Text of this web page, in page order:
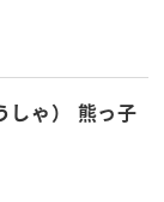
しゃ） 熊っ子